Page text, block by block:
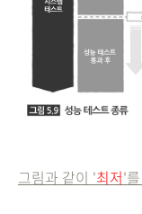
그림과 같이 '최저'